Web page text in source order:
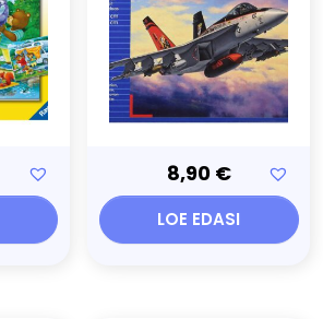
8,90 €
LOE EDASI